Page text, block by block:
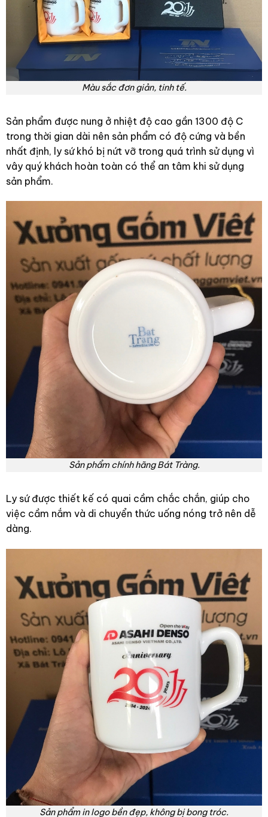
Màu sắc đơn giản, tinh tế.
Sản phẩm được nung ở nhiệt độ cao gần 1300 độ C
trong thời gian dài nên sản phẩm có độ cứng và bền
nhất định, ly sứ khó bị nứt vỡ trong quá trình sử dụng vì
vây quý khách hoàn toàn có thể an tâm khi sử dụng
sản phẩm.
Sản phẩm chính hãng Bát Tràng.
Ly sứ được thiết kế có quai cầm chắc chắn, giúp cho
việc cầm nắm và di chuyển thức uống nóng trở nên dễ
dàng.
Sản phẩm in logo bền đẹp, không bị bong tróc.